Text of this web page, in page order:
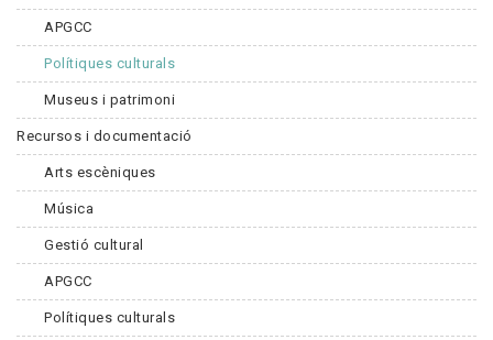
APGCC
Polítiques culturals
Museus i patrimoni
Recursos i documentació
Arts escèniques
Música
Gestió cultural
APGCC
Polítiques culturals